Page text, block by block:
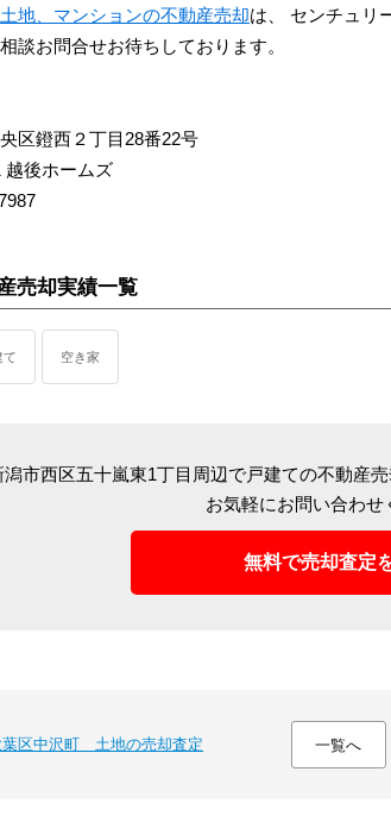
地、マンションの不動産売却は、 センチュリ
談お問合せお待ちしております。
区鐙西２丁目28番22号
越後ホームズ
売却実績一覧
て 空き家
市西区五十嵐東1丁目周辺で戸建ての不動産売
お気軽にお問い合わせ
無料で売却査定
葉区中沢町 土地の売却査定 一覧へ